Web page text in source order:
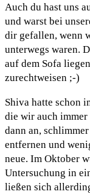
Auch du hast uns
und warst bei
dir gefallen, wenn
unterwegs waren.
auf dem Sofa
zurechtweisen ;-)
Shiva hatte schon
die wir auch
dann an,
entfernen und
neue. Im Oktober
Untersuchung in
ließen sich